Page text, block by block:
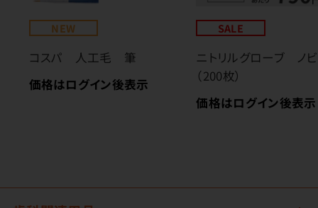
NEW
コスパ 人工毛 筆
価格はログイン後表示
SALE
ニトリルグローブ ノ
（200枚）
価格はログイン後表示